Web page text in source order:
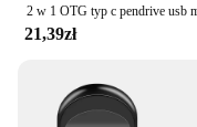
21,39zł